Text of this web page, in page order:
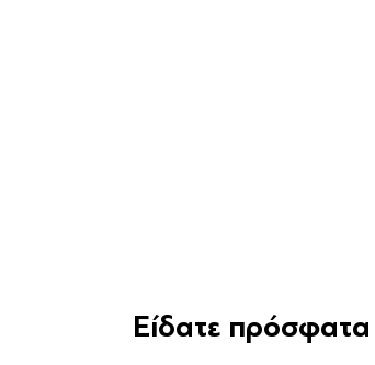
Είδατε πρόσφατα